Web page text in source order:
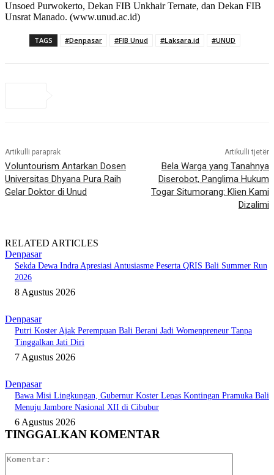
Unsoed Purwokerto, Dekan FIB Unkhair Ternate, dan Dekan FIB
Unsrat Manado. (www.unud.ac.id)
TAGS #Denpasar #FIB Unud #Laksara.id #UNUD
Artikulli paraprak
Voluntourism Antarkan Dosen
Universitas Dhyana Pura Raih
Gelar Doktor di Unud
Artikulli tjetër
Bela Warga yang Tanahnya
Diserobot, Panglima Hukum
Togar Situmorang: Klien Kami
Dizalimi
RELATED ARTICLES
Denpasar
Sekda Dewa Indra Apresiasi Antusiasme Peserta QRIS Bali Summer Run
2026
8 Agustus 2026
Denpasar
Putri Koster Ajak Perempuan Bali Berani Jadi Womenpreneur Tanpa
Tinggalkan Jati Diri
7 Agustus 2026
Denpasar
Bawa Misi Lingkungan, Gubernur Koster Lepas Kontingan Pramuka Bali
Menuju Jambore Nasional XII di Cibubur
6 Agustus 2026
TINGGALKAN KOMENTAR